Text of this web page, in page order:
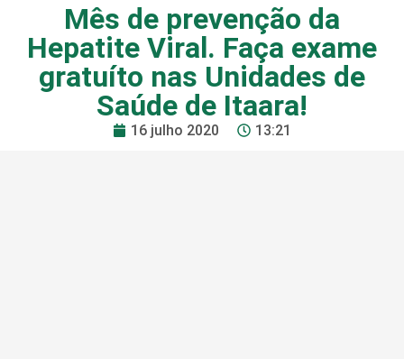
Mês de prevenção da
Hepatite Viral. Faça exame
gratuíto nas Unidades de
Saúde de Itaara!
16 julho 2020 13:21